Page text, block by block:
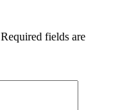
Required fields are